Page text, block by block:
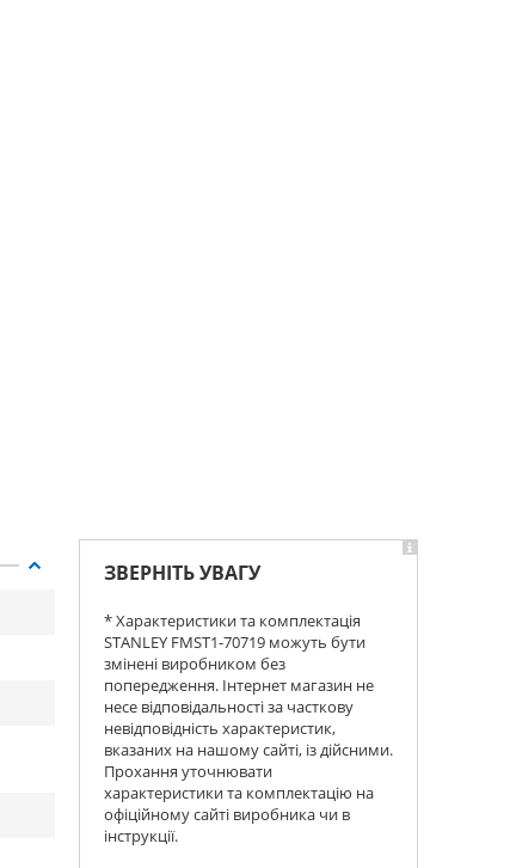
ЗВЕРНІТЬ УВАГУ
* Характеристики та комплектація
STANLEY FMST1-70719 можуть бути
змінені виробником без
попередження. Інтернет магазин не
несе відповідальності за часткову
невідповідність характеристик,
вказаних на нашому сайті, із дійсними.
Прохання уточнювати
характеристики та комплектацію на
офіційному сайті виробника чи в
інструкції.